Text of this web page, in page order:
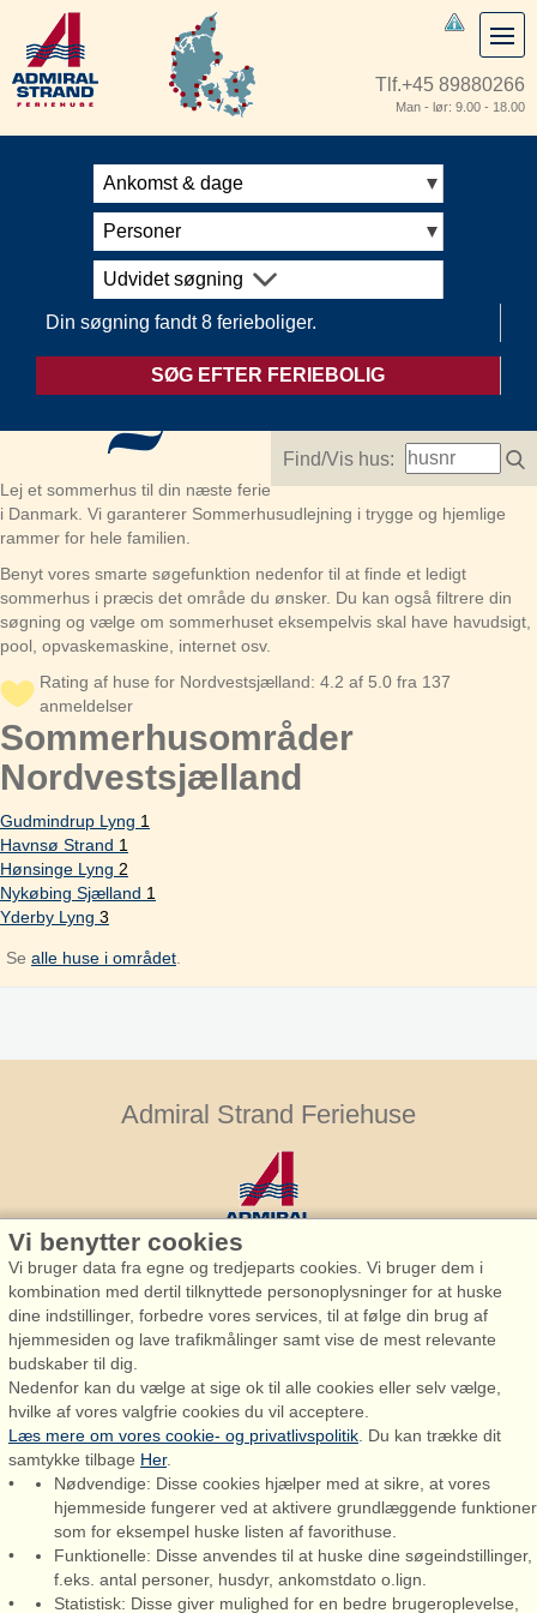
Tlf.+45 89880266
Man - lør: 9.00 - 18.00
Ankomst & dage
Personer
Udvidet søgning
Din søgning fandt 8 ferieboliger.
SØG EFTER FERIEBOLIG
Find/Vis hus:
Lej et sommerhus til din næste ferie
i Danmark. Vi garanterer Sommerhusudlejning i trygge og hjemlige
rammer for hele familien.
Benyt vores smarte søgefunktion nedenfor til at finde et ledigt
sommerhus i præcis det område du ønsker. Du kan også filtrere din
søgning og vælge om sommerhuset eksempelvis skal have havudsigt,
pool, opvaskemaskine, internet osv.
Rating af huse for Nordvestsjælland: 4.2 af 5.0 fra 137
anmeldelser
Sommerhusområder
Nordvestsjælland
Gudmindrup Lyng 1
Havnsø Strand 1
Hønsinge Lyng 2
Nykøbing Sjælland 1
Yderby Lyng 3
Se alle huse i området
Admiral Strand Feriehuse
Admiral Strand Feriehuse, Lønne
Houstrupvej 170, Lønne
6830 Nørre Nebel
booking@admiralstrand.com
+45 70 60 87 78
Admiral Strand Feriehuse ApS | CVR 27 23 39 10 |
Vi benytter cookies
Vi bruger data fra egne og tredjeparts cookies. Vi bruger dem i
kombination med dertil tilknyttede personoplysninger for at huske
dine indstillinger, forbedre vores services, til at følge din brug af
hjemmesiden og lave trafikmålinger samt vise de mest relevante
budskaber til dig.
Nedenfor kan du vælge at sige ok til alle cookies eller selv vælge,
hvilke af vores valgfrie cookies du vil acceptere.
Læs mere om vores cookie- og privatlivspolitik. Du kan trække dit
samtykke tilbage Her.
Nødvendige: Disse cookies hjælper med at sikre, at vores
hjemmeside fungerer ved at aktivere grundlæggende funktioner
som for eksempel huske listen af favorithuse.
Funktionelle: Disse anvendes til at huske dine søgeindstillinger,
f.eks. antal personer, husdyr, ankomstdato o.lign.
Statistisk: Disse giver mulighed for en bedre brugeroplevelse,